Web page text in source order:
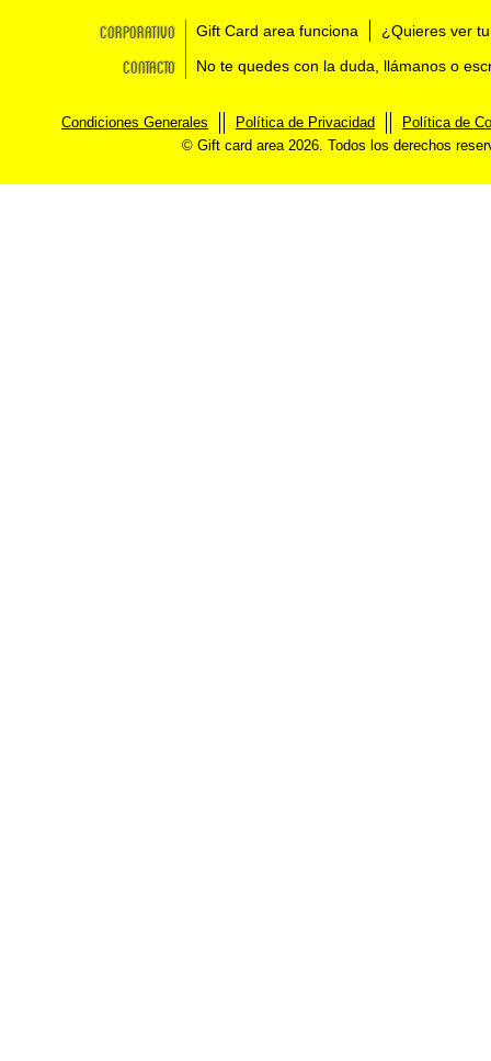
Corporativo Gift Card area funciona ¿Quieres ver
Contacto No te quedes con la duda, llámanos o
Condiciones Generales Política de Privacidad
Política de
© Gift card area 2026. Todos los derechos